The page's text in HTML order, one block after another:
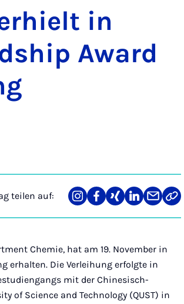
in
Award
teilen auf:
Teilen
auf
Teilen
auf
Teilen
auf
Teilen
auf
Teilen
über
Mail
Link
Chemie, hat am 19. November in
erhalten. Die Verleihung erfolgte in
mit der Chinesisch-
of Science and Technology (QUST) in